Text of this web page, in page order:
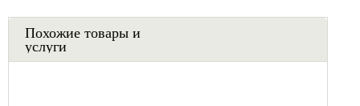
Похожие товары и
услуги